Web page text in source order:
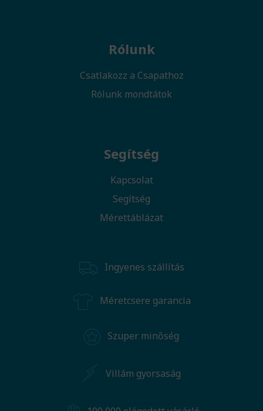
Rólunk
Csatlakozz a Csapathoz
Rólunk mondtátok
Segítség
Kapcsolat
Segítség
Mérettáblázat
Ingyenes szállítás
Méretcsere garancia
Szuper minőség
Villám gyorsaság